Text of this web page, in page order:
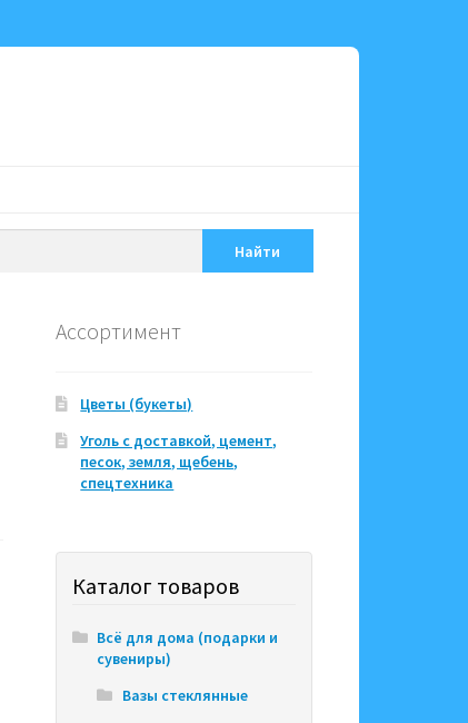
Найти
Ассортимент
Цветы (букеты)
Уголь с доставкой, цемент,
песок, земля, щебень,
спецтехника
Каталог товаров
Всё для дома (подарки и
сувениры)
Вазы стеклянные